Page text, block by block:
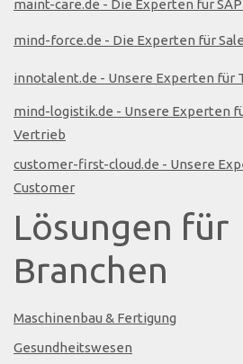
maint-care.de - Die Experten für
mind-force.de - Die Experten für
innotalent.de - Unsere Experten für
mind-logistik.de - Unsere Experten
Vertrieb
customer-first-cloud.de - Unsere
Customer
Lösungen für
Branchen
Maschinenbau & Fertigung
Gesundheitswesen